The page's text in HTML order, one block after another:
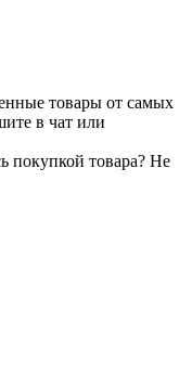
товары от самых
в чат или
покупкой товара? Не